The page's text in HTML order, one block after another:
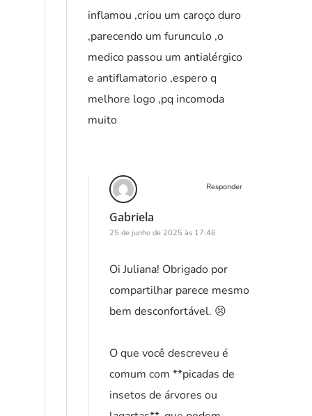
inflamou ,criou um caroço duro
,parecendo um furunculo ,o
medico passou um antialérgico
e antiflamatorio ,espero q
melhore logo ,pq incomoda
muito
Gabriela
25 de junho de 2025 às 17:46
Oi Juliana! Obrigado por
compartilhar parece mesmo
bem desconfortável. 😣
O que você descreveu é
comum com **picadas de
insetos de árvores ou
Responder